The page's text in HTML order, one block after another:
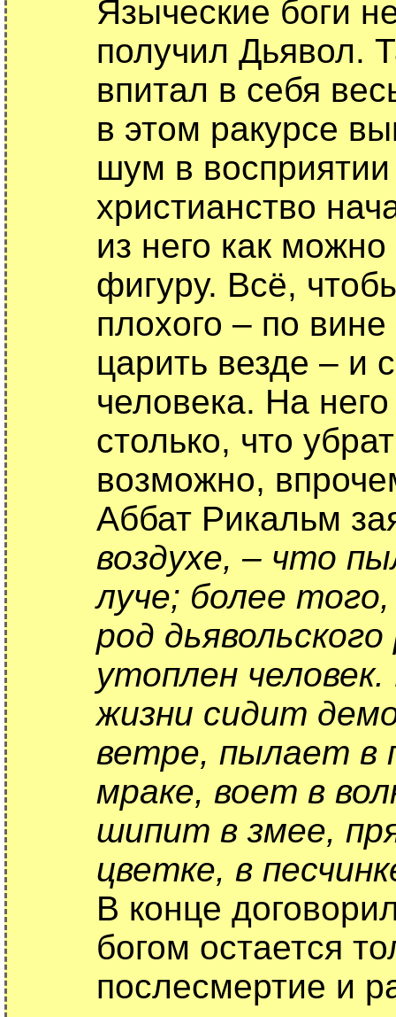
Языческие боги
получил Дьявол.
впитал в себя
в этом ракурсе
шум в
христианство
из него как
фигуру. Всё,
плохого – по
царить везде – и
человека. На
столько, что
возможно,
Аббат Рикальм
воздухе, – что
луче; более
род
утоплен
жизни сидит
ветре, пылает в
мраке, воет в
шипит в змее,
цветке, в
В конце
богом остается
послесмертие и